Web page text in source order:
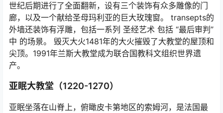
世纪后期进行了全面翻新，设有三个装饰有众多雕像的门
廊，以及一个献给圣母玛利亚的巨大玫瑰窗。 transepts的
外墙还装饰有浮雕，包括一系列 圣经艺术 包括 “最后审判”
中 的场景。 毁灭大火1481年的大火摧毁了大教堂的屋顶和
尖顶。1991年兰斯大教堂成为联合国教科文组织世界遗
产。
亚眠大教堂（1220-1270）
亚眠坐落在山脊上，俯瞰皮卡第地区的索姆河，是法国最